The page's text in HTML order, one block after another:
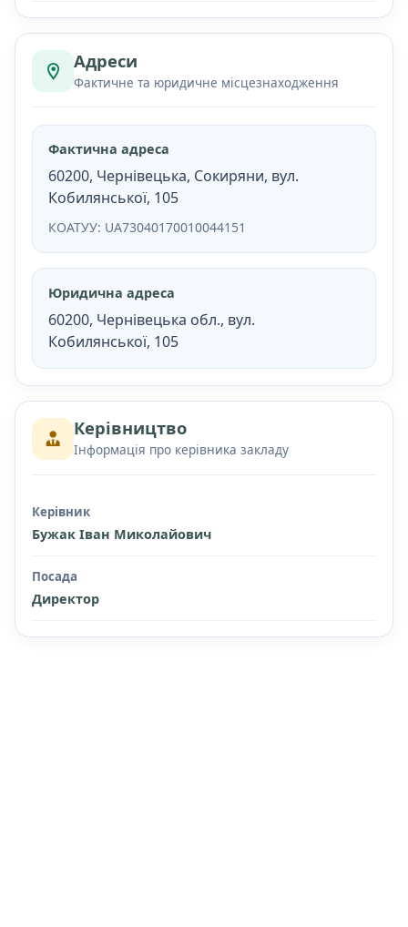
Адреси
Фактичне та юридичне місцезнаходження
Фактична адреса
60200, Чернівецька, Сокиряни, вул.
Кобилянської, 105
КОАТУУ: UA73040170010044151
Юридична адреса
60200, Чернівецька обл., вул.
Кобилянської, 105
Керівництво
Інформація про керівника закладу
Керівник
Бужак Іван Миколайович
Посада
Директор